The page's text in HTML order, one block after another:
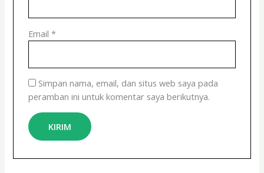
Email *
Simpan nama, email, dan situs web saya pada
peramban ini untuk komentar saya berikutnya.